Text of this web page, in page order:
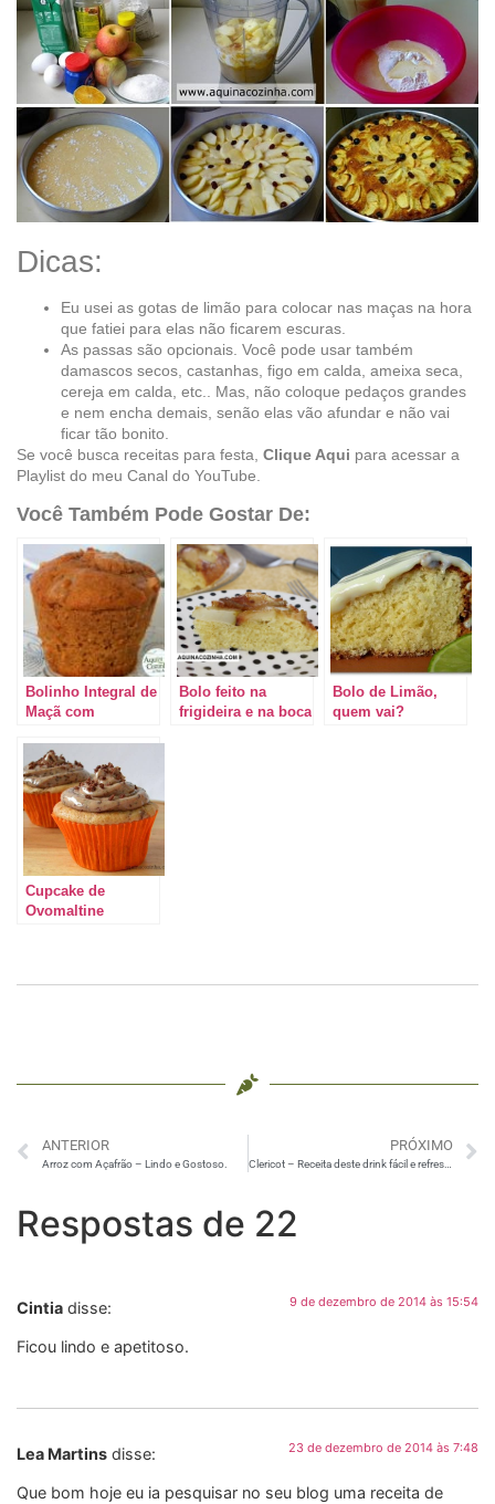
Dicas:
Eu usei as gotas de limão para colocar nas maças na hora
que fatiei para elas não ficarem escuras.
As passas são opcionais. Você pode usar também
damascos secos, castanhas, figo em calda, ameixa seca,
cereja em calda, etc.. Mas, não coloque pedaços grandes
e nem encha demais, senão elas vão afundar e não vai
ficar tão bonito.
Se você busca receitas para festa, Clique Aqui para acessar a
Playlist do meu Canal do YouTube.
Você Também Pode Gostar De:
Bolinho Integral de
Maçã com
Muffin
Bolo feito na
frigideira e na boca
Bolo de Limão,
quem vai?
Cupcake de
Ovomaltine
ANTERIOR
Arroz com Açafrão – Lindo e Gostoso.
PRÓXIMO
Clericot – Receita deste drink fácil e refrescante
Respostas de 22
Cintia disse: 9 de dezembro de 2014 às 15:54
Ficou lindo e apetitoso.
Lea Martins disse: 23 de dezembro de 2014 às 7:48
Que bom hoje eu ia pesquisar no seu blog uma receita de